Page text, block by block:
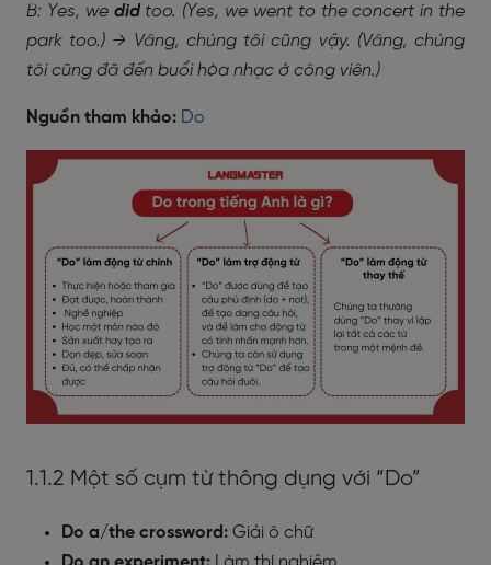
B: Yes, we didtoo. (Yes, we went to the concert in the
park too.) → Vâng, chúng tôi cũng vậy. (Vâng, chúng
tôi cũng đã đến buổi hòa nhạc ở công viên.)
Nguồn tham khảo: Do
1.1.2 Một số cụm từ thông dụng với “Do”
Do a/the crossword: Giải ô chữ